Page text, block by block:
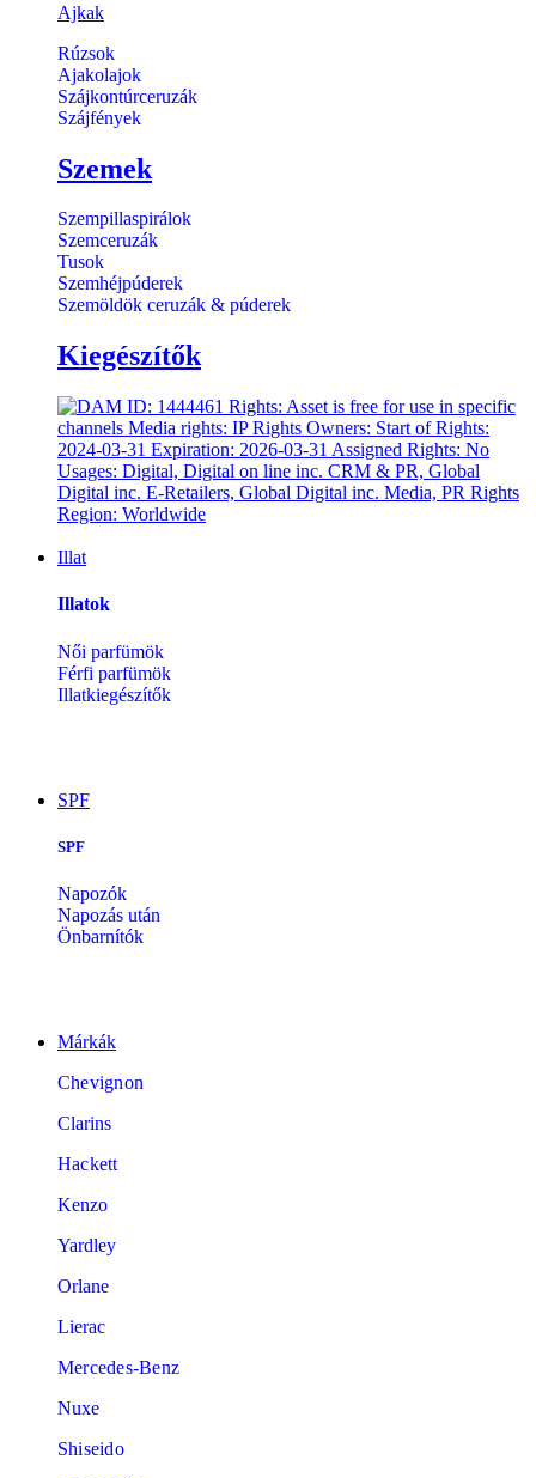
Ajkak
Rúzsok
Ajakolajok
Szájkontúrceruzák
Szájfények
Szemek
Szempillaspirálok
Szemceruzák
Tusok
Szemhéjpúderek
Szemöldök ceruzák & púderek
Kiegészítők
Illat
Illatok
Női parfümök
Férfi parfümök
Illatkiegészítők
SPF
SPF
Napozók
Napozás után
Önbarnítók
Márkák
Chevignon
Clarins
Hackett
Kenzo
Yardley
Orlane
Lierac
Mercedes-Benz
Nuxe
Shiseido